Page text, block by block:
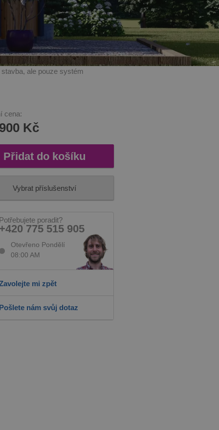
ale pouze systém
cena:
Kč
Přidat do košíku
Vybrat příslušenství
poradit?
775 515 905
Otevřeno Pondělí
08:00 AM
mi zpět
nám svůj dotaz